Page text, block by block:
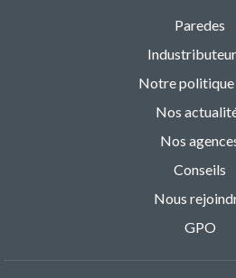
Paredes
Notre politique
Nos
Nos
Conseils
Nous
GPO